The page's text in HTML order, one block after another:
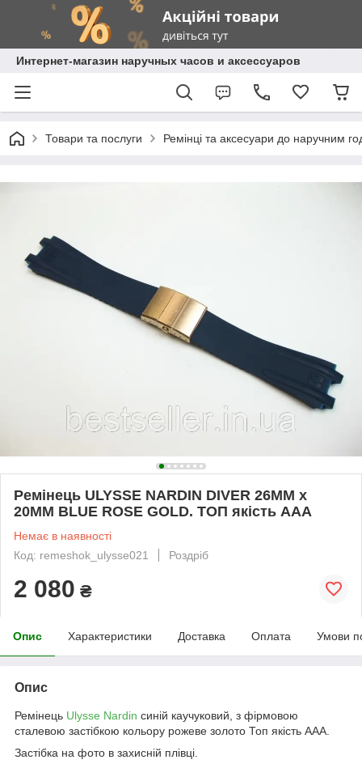
Интернет-магазин наручных часов и аксессуаров
Товари та послуги Ремінці та аксесуари до наручним
Ремінець ULYSSE NARDIN DIVER 26MM x
20MM BLUE ROSE GOLD. ТОП якість AAA
Немає в наявності
Код: remeshok_ulysse021
Роздріб
2 080 ₴
Опис Характеристики Доставка Оплата Умови
Опис
Ремінець Ulysse Nardin синій каучуковий, з фірмовою
сталевою застібкою кольору рожеве золото Топ якість ААА.
Застібка на фото в захисній плівці.